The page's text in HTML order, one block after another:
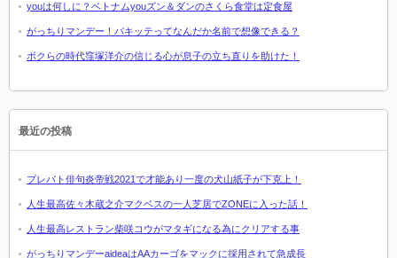
youは何しに？ベトナムyouズン＆ダンのさくら食堂は定食屋
がっちりマンデー！パキッテってなんだか名前で想像できる？
ボクらの時代窪塚洋介の信じる心が息子の立ち直りを助けた！
最近の投稿
プレバト俳句炎帝戦2021で才能あり一度の犬山紙子が下克上！
人生最高佐々木蔵之介マクベスの一人芝居でZONEに入った話！
人生最高レストラン柴咲コウがマタギになる為にクリアする事
がっちりマンデーaideaはAAカーゴをマックに採用されて急成長